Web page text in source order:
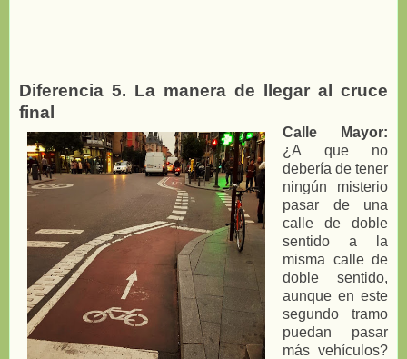
Diferencia 5. La manera de llegar al cruce
final
Calle Mayor:
¿A que no
debería de tener
ningún misterio
pasar de una
calle de doble
sentido a la
misma calle de
doble sentido,
aunque en este
segundo tramo
puedan pasar
más vehículos?